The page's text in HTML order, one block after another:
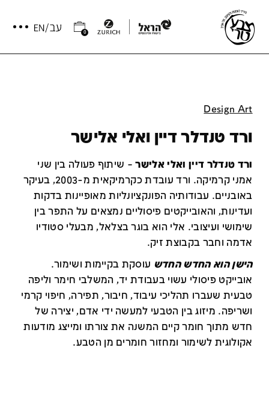
0
Design Art
ורד טנדלר דיין ואלי אלישר
ורד טנדלר דיין ואלי אלישר– שיתוף פעולה בין שני
אמני קרמיקה. ורד עובדת כקרמיקאית מ-2003, בעיקר
באובניים. עבודותיה הפונקציונליות מאופיינות בדקות
ועדינות, והאובייקטים פיסוליים נמצאים על התפר בין
שימושי ועיצובי. אלי הוא בוגר בצלאל, מבעלי סטודיו
אדמה וחבר בקבוצת זיק.
הישן הוא החדש החדש עוסקת בקיימות ושימור.
אובייקט פיסולי עשוי בעבודת יד, המשלבי חימר וליפה
טבעית שעברו תהליכי עיבוד, חיבור, תפירה, חיפוי קרמי
ושריפה. מיזוג בין הטבעי למעשה ידי אדם, יצירה של
חדש מתוך חומר קיים המשנה את צורתו ומייצג מודעות
אקולוגית לשימור ומחזור חומרים מן הטבע.